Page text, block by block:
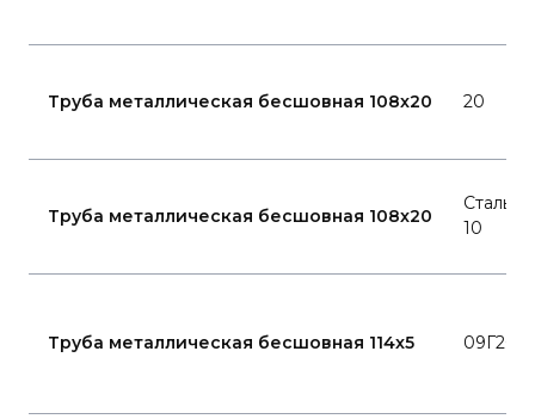
Труба металлическая бесшовная 108x20 20
Труба металлическая бесшовная 108x20
Сталь
10
Труба металлическая бесшовная 114x5 09Г2С